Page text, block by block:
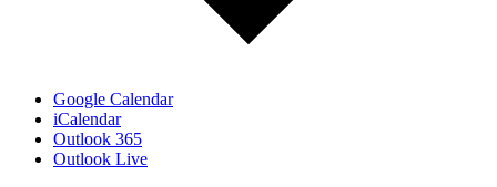
Google Calendar
iCalendar
Outlook 365
Outlook Live